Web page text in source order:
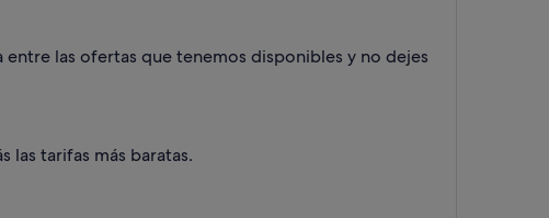
las ofertas que tenemos disponibles y no dejes
las tarifas más baratas.